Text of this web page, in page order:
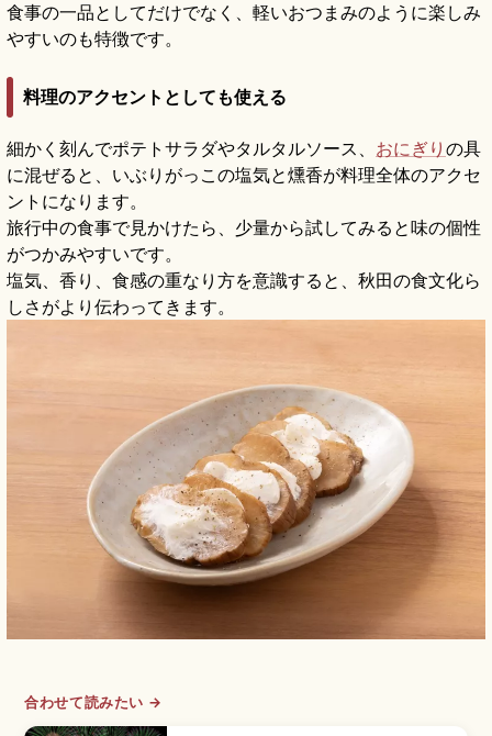
食事の一品としてだけでなく、軽いおつまみのように楽しみ
やすいのも特徴です。
料理のアクセントとしても使える
細かく刻んでポテトサラダやタルタルソース、 おにぎり の具
に混ぜると、いぶりがっこの塩気と燻香が料理全体のアクセ
ントになります。
旅行中の食事で見かけたら、少量から試してみると味の個性
がつかみやすいです。
塩気、香り、食感の重なり方を意識すると、秋田の食文化ら
しさがより伝わってきます。
合わせて読みたい →